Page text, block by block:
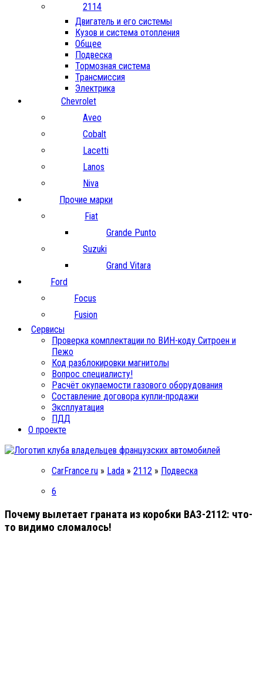
2114
Двигатель и его системы
Кузов и система отопления
Общее
Подвеска
Тормозная система
Трансмиссия
Электрика
Chevrolet
Aveo
Cobalt
Lacetti
Lanos
Niva
Прочие марки
Fiat
Grande Punto
Suzuki
Grand Vitara
Ford
Focus
Fusion
Сервисы
Проверка комплектации по ВИН-коду Ситроен и
Пежо
Код разблокировки магнитолы
Вопрос специалисту!
Расчёт окупаемости газового оборудования
Составление договора купли-продажи
Эксплуатация
ПДД
О проекте
CarFrance.ru » Lada » 2112 » Подвеска
6
Почему вылетает граната из коробки ВАЗ-2112: что-
то видимо сломалось!